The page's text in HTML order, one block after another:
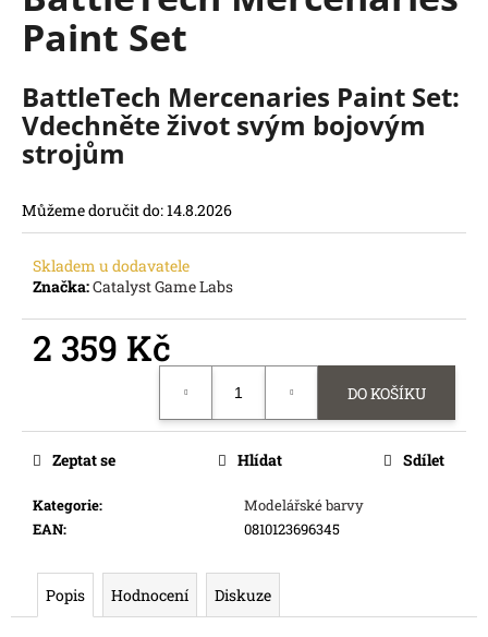
0,0
hvězdiček.
Paint Set
BattleTech Mercenaries Paint Set:
Vdechněte život svým bojovým
strojům
Můžeme doručit do:14.8.2026
Skladem u dodavatele
Značka:Catalyst Game Labs
2 359 Kč
DO KOŠÍKU
Kategorie:
Modelářské barvy
EAN: 0810123696345
Zeptat se Hlídat Sdílet
R
A
Popis Hodnocení Diskuze
a
j
í
t
?
D
o
p
o
č
u
e
m
SWU